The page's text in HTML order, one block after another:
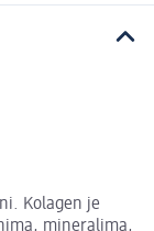
Kolagen je
mineralima,